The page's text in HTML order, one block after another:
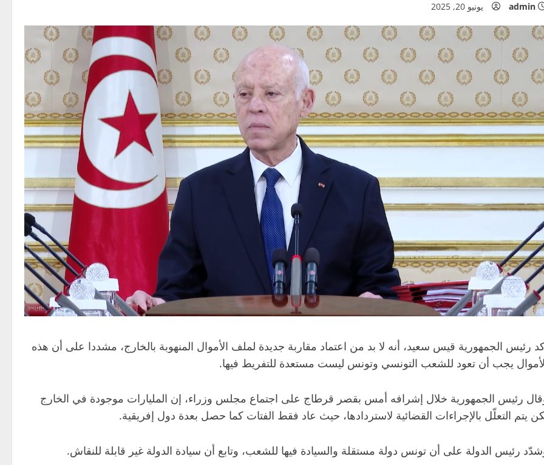
admin يونيو 20, 2025
رئيس الجمهورية قيس سعيد، أنه لا بد من اعتماد مقاربة جديدة لملف الأموال المنهوبة بالخارج، مشددا على أن هذه
يجب أن تعود للشعب التونسي وتونس ليست مستعدة للتفريط فيها.
رئيس الجمهورية خلال إشرافه أمس بقصر قرطاج على اجتماع مجلس وزراء، إن المليارات موجودة في الخارج
يتم التعلّل بالإجراءات القضائية لاستردادها، حيث عاد فقط الفتات كما حصل بعدة دول إفريقية.
رئيس الدولة على أن تونس دولة مستقلة والسيادة فيها للشعب، وتابع أن سيادة الدولة غير قابلة للنقاش.